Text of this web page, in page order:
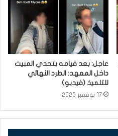
عاجل: بعد قيامه بتحدي المبيت
داخل المعهد: الطرد النهائي
للتلميذ (فيديو)
17 نوفمبر 2025